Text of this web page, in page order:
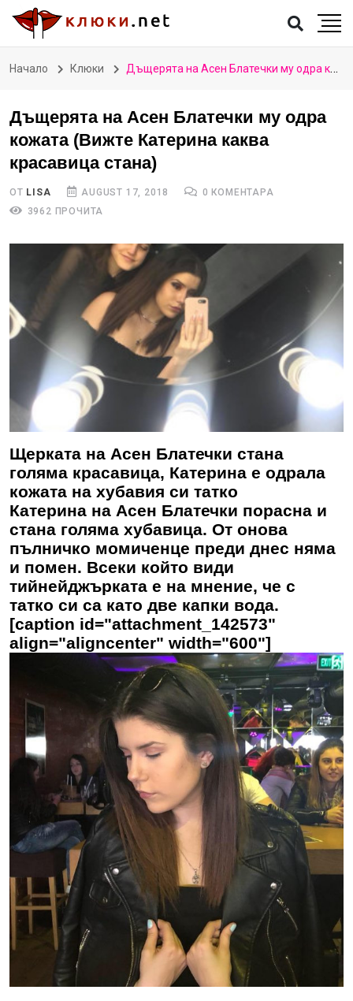
Начало Клюки Дъщерята на Асен Блатечки му одра кожата (Вижте Катерина каква красавица стана)
Дъщерята на Асен Блатечки му одра
кожата (Вижте Катерина каква
красавица стана)
ОТ LISA AUGUST 17, 2018
0 КОМЕНТАРА
3962 ПРОЧИТА
Щерката на Асен Блатечки стана
голяма красавица, Катерина е одрала
кожата на хубавия си татко
Катерина на Асен Блатечки порасна и
стана голяма хубавица. От онова
пълничко момиченце преди днес няма
и помен. Всеки който види
тийнейджърката е на мнение, че с
татко си са като две капки вода.
[caption id="attachment_142573"
align="aligncenter" width="600"]